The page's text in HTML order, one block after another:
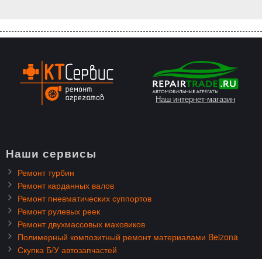
Наш интернет-магазин
Наши сервисы
Ремонт турбин
Ремонт карданных валов
Ремонт пневматических суппортов
Ремонт рулевых реек
Ремонт двухмассовых маховиков
Полимерный композитный ремонт материалами Belzona
Скупка Б/У автозапчастей